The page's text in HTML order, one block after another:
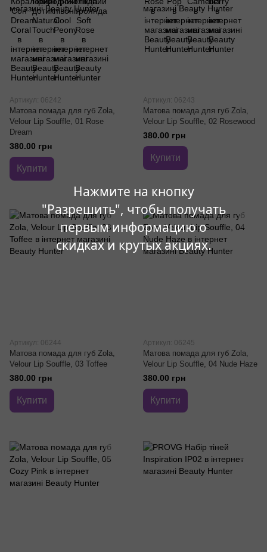
Нажмите на кнопку
"Разрешить", чтобы получать
первым информацию о
скидках и крутых акциях.
Артикул: 06242
Матова помада для губ Zola,
Velour Lip Souffle, 01 Rose
Dream
380.00 грн
Купити
Артикул: 06243
Матова помада для губ Zola,
Velour Lip Souffle, 02 Rosewood
380.00 грн
Купити
Артикул: 06244
Матова помада для губ Zola,
Velour Lip Souffle, 03 Toffee
380.00 грн
Купити
Артикул: 06245
Матова помада для губ Zola,
Velour Lip Souffle, 04 Nude Haze
380.00 грн
Купити